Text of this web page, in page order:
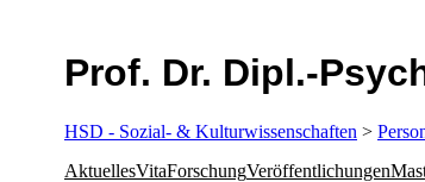
Prof. Dr. Dipl.-
HSD - Sozial- & Kulturwissenschaften >
AktuellesVitaForschungVeröffentlichungen